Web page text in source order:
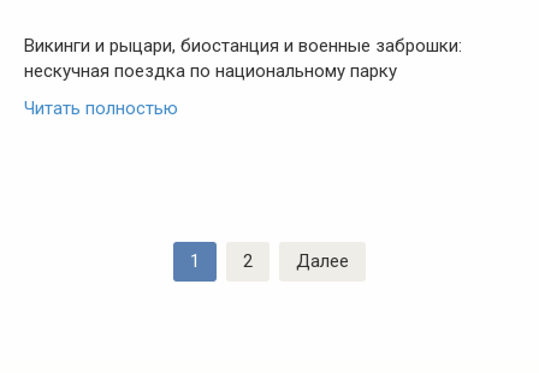
Викинги и рыцари, биостанция и военные заброшки:
нескучная поездка по национальному парку
Читать полностью
1 2 Далее